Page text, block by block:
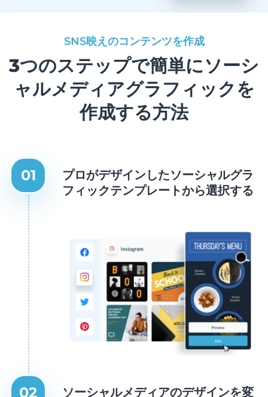
SNS映えのコンテンツを作成
3つのステップで簡単にソーシ
ャルメディアグラフィックを
作成する方法
プロがデザインしたソーシャルグラ
フィックテンプレートから選択する
ソーシャルメディアのデザインを変